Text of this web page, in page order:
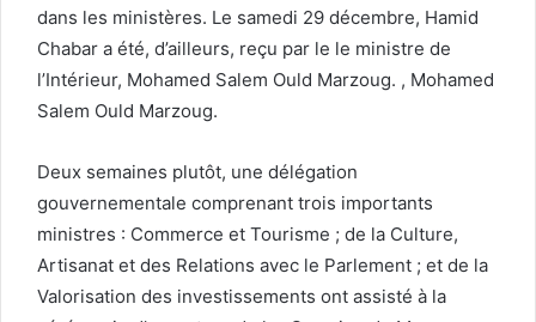
dans les ministères. Le samedi 29 décembre, Hamid
Chabar a été, d’ailleurs, reçu par le le ministre de
l’Intérieur, Mohamed Salem Ould Marzoug. , Mohamed
Salem Ould Marzoug.
Deux semaines plutôt, une délégation
gouvernementale comprenant trois importants
ministres : Commerce et Tourisme ; de la Culture,
Artisanat et des Relations avec le Parlement ; et de la
Valorisation des investissements ont assisté à la